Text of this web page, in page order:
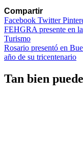
Compartir
Facebook Twitter
Navegación
de
entradas
FEHGRA presente en
Turismo
Rosario presentó en
año de su tricentenario
Tan bien